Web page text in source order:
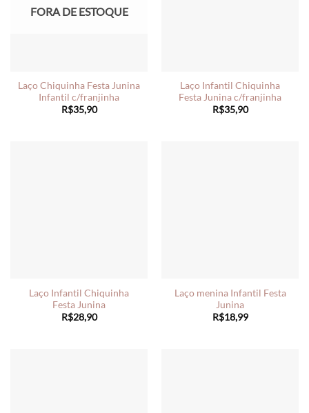
FORA DE ESTOQUE
Laço Chiquinha Festa Junina
Infantil c/franjinha
R$35,90
Laço Infantil Chiquinha
Festa Junina c/franjinha
R$35,90
Laço Infantil Chiquinha
Festa Junina
R$28,90
Laço menina Infantil Festa
Junina
R$18,99